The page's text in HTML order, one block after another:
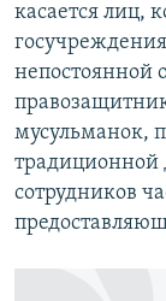
касается лиц,
непостоянной
мусульманок,
традиционной
сотрудников